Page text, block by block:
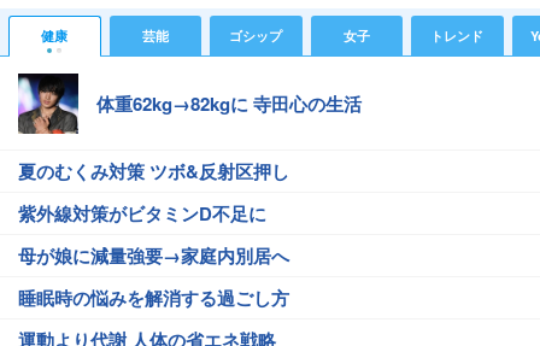
健康 芸能 ゴシップ 女子 トレンド
体重62kg→82kgに 寺田心の生活
夏のむくみ対策 ツボ&反射区押し
紫外線対策がビタミンD不足に
母が娘に減量強要→家庭内別居へ
睡眠時の悩みを解消する過ごし方
運動より代謝 人体の省エネ戦略